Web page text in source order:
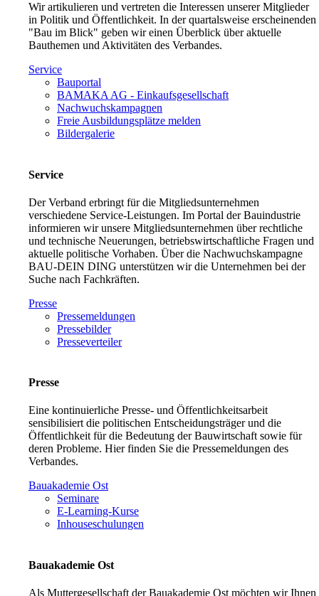
Wir artikulieren und vertreten die Interessen unserer Mitglieder
in Politik und Öffentlichkeit. In der quartalsweise erscheinenden
"Bau im Blick" geben wir einen Überblick über aktuelle
Bauthemen und Aktivitäten des Verbandes.
Service
Bauportal
BAMAKA AG - Einkaufsgesellschaft
Nachwuchskampagnen
Freie Ausbildungsplätze melden
Bildergalerie
Service
Der Verband erbringt für die Mitgliedsunternehmen
verschiedene Service-Leistungen. Im Portal der Bauindustrie
informieren wir unsere Mitgliedsunternehmen über rechtliche
und technische Neuerungen, betriebswirtschaftliche Fragen und
aktuelle politische Vorhaben. Über die Nachwuchskampagne
BAU-DEIN DING unterstützen wir die Unternehmen bei der
Suche nach Fachkräften.
Presse
Pressemeldungen
Pressebilder
Presseverteiler
Presse
Eine kontinuierliche Presse- und Öffentlichkeitsarbeit
sensibilisiert die politischen Entscheidungsträger und die
Öffentlichkeit für die Bedeutung der Bauwirtschaft sowie für
deren Probleme. Hier finden Sie die Pressemeldungen des
Verbandes.
Bauakademie Ost
Seminare
E-Learning-Kurse
Inhouseschulungen
Bauakademie Ost
Als Muttergesellschaft der Bauakademie Ost möchten wir Ihnen